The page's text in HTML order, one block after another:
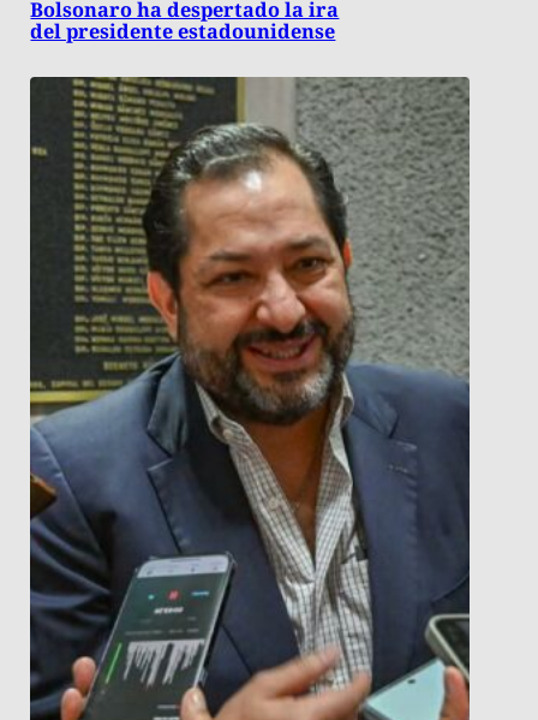
Bolsonaro ha despertado la ira
del presidente estadounidense